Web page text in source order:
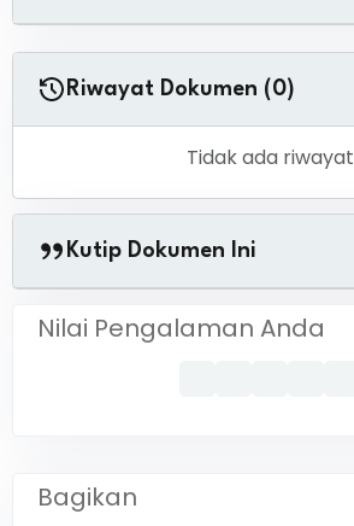
Riwayat Dokumen (0)
Tidak ada riwayat
Kutip Dokumen Ini
Nilai Pengalaman Anda
Bagikan